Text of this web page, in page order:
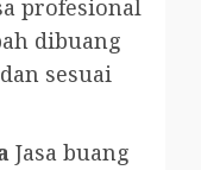
profesional
dibuang
sesuai
Jasa buang